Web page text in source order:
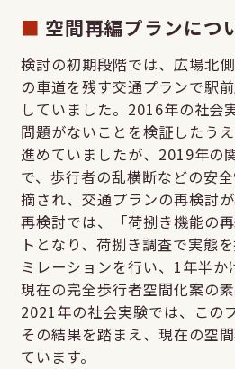
空間再編プランにつ
検討の初期段階では、広場北
の車道を残す交通プランで駅
していました。2016年の社会
問題がないことを検証したう
進めていましたが、2019年の
で、歩行者の乱横断などの安
摘され、交通プランの再検討
再検討では、「荷捌き機能の
トとなり、荷捌き調査で実態
ミレーションを行い、1年半か
現在の完全歩行者空間化案の
2021年の社会実験では、この
その結果を踏まえ、現在の空
ています。